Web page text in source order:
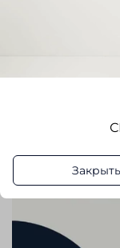
Отзывов еще
Закрыть